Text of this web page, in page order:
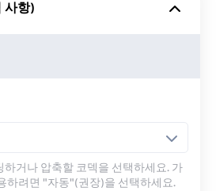
드라이브에서
사항)
거나 압축할 코덱을 선택하세요. 가
하려면 "자동"(권장)을 선택하세요.